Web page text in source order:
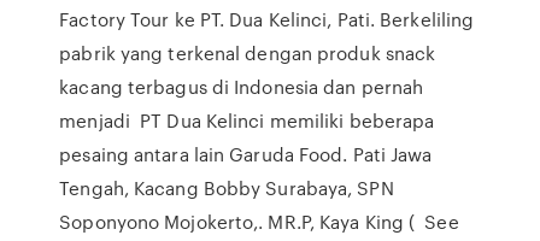
Factory Tour ke PT. Dua Kelinci, Pati. Berkeliling
pabrik yang terkenal dengan produk snack
kacang terbagus di Indonesia dan pernah
menjadi PT Dua Kelinci memiliki beberapa
pesaing antara lain Garuda Food. Pati Jawa
Tengah, Kacang Bobby Surabaya, SPN
Soponyono Mojokerto,. MR.P, Kaya King ( See